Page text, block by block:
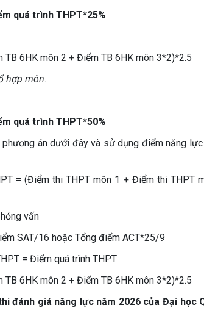
quá trình THPT*25%
6HK môn 2 + Điểm TB 6HK môn 3*2)*2.5
hợp môn.
quá trình THPT*50%
án dưới đây và sử dụng điểm năng
= (Điểm thi THPT môn 1 + Điểm thi THPT
vấn
SAT/16 hoặc Tổng điểm ACT*25/9
= Điểm quá trình THPT
6HK môn 2 + Điểm TB 6HK môn 3*2)*2.5
đánh giá năng lực năm 2026 của Đại học